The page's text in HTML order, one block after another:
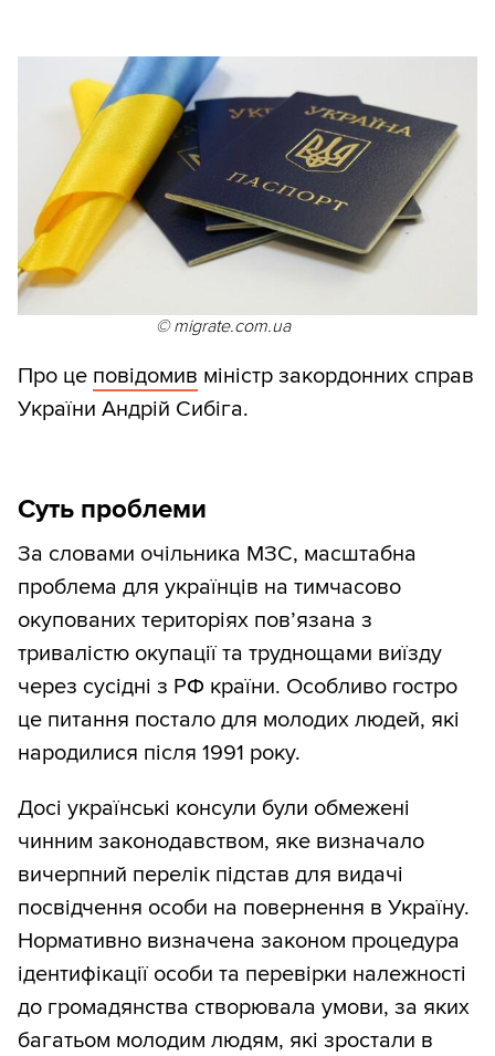
© migrate.com.ua
Про це повідомив міністр закордонних справ
України Андрій Сибіга.
Суть проблеми
За словами очільника МЗС, масштабна
проблема для українців на тимчасово
окупованих територіях повʼязана з
тривалістю окупації та труднощами виїзду
через сусідні з РФ країни. Особливо гостро
це питання постало для молодих людей, які
народилися після 1991 року.
Досі українські консули були обмежені
чинним законодавством, яке визначало
вичерпний перелік підстав для видачі
посвідчення особи на повернення в Україну.
Нормативно визначена законом процедура
ідентифікації особи та перевірки належності
до громадянства створювала умови, за яких
багатьом молодим людям, які зростали в